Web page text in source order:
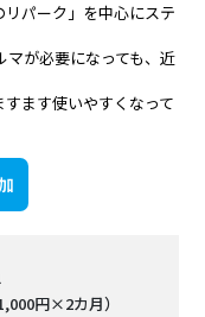
パーク」を中心にステ
マが必要になっても、近
ます使いやすくなって
円×2カ月）